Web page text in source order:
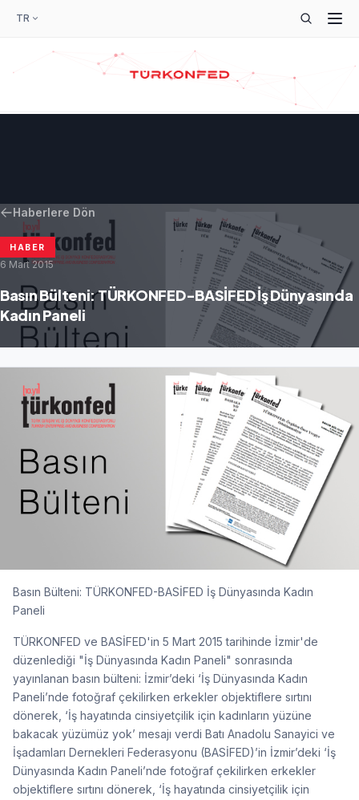
TR
Haberlere Dön
HABER
6 Mart 2015
Basın Bülteni: TÜRKONFED-BASİFED İş Dünyasında
Kadın Paneli
Basın Bülteni: TÜRKONFED-BASİFED İş Dünyasında Kadın
Paneli
TÜRKONFED ve BASİFED'in 5 Mart 2015 tarihinde İzmir'de
düzenlediği "İş Dünyasında Kadın Paneli" sonrasında
yayınlanan basın bülteni: İzmir’deki ‘İş Dünyasında Kadın
Paneli’nde fotoğraf çekilirken erkekler objektiflere sırtını
dönerek, ‘İş hayatında cinsiyetçilik için kadınların yüzüne
bakacak yüzümüz yok’ mesajı verdi Batı Anadolu Sanayici ve
İşadamları Dernekleri Federasyonu (BASİFED)’in İzmir’deki ‘İş
Dünyasında Kadın Paneli’nde fotoğraf çekilirken erkekler
objektiflere sırtını dönerek, ‘İş hayatında cinsiyetçilik için